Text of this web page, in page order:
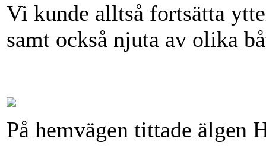
Vi kunde alltså fortsätta
samt också njuta av olika
På hemvägen tittade älgen